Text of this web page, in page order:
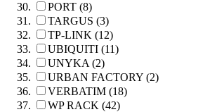
PORT (8)
TARGUS (3)
TP-LINK (12)
UBIQUITI (11)
UNYKA (2)
URBAN FACTORY (2)
VERBATIM (18)
WP RACK (42)